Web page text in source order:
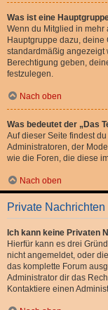
Was ist eine
Wenn du Mitglied in mehr
Hauptgruppe dazu,
standardmäßig angezeigt
Berechtigung geben,
festzulegen.
Nach oben
Was bedeutet der „Das
Auf dieser Seite findest
Administratoren, der
wie die Foren, die diese
Nach oben
Private Nachrichten
Ich kann keine Privaten
Hierfür kann es drei
nicht angemeldet, oder
das komplette Forum
Administrator dir das
Kontaktiere einen